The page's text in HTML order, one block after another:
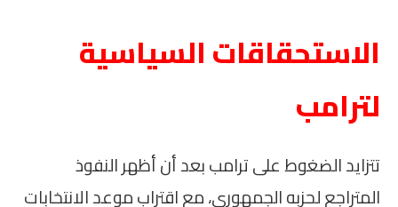
الاستحقاقات السياسية
لترامب
تتزايد الضغوط على ترامب بعد أن أظهر النفوذ
المتراجع لحزبه الجمهوري، مع اقتراب موعد الانتخابات